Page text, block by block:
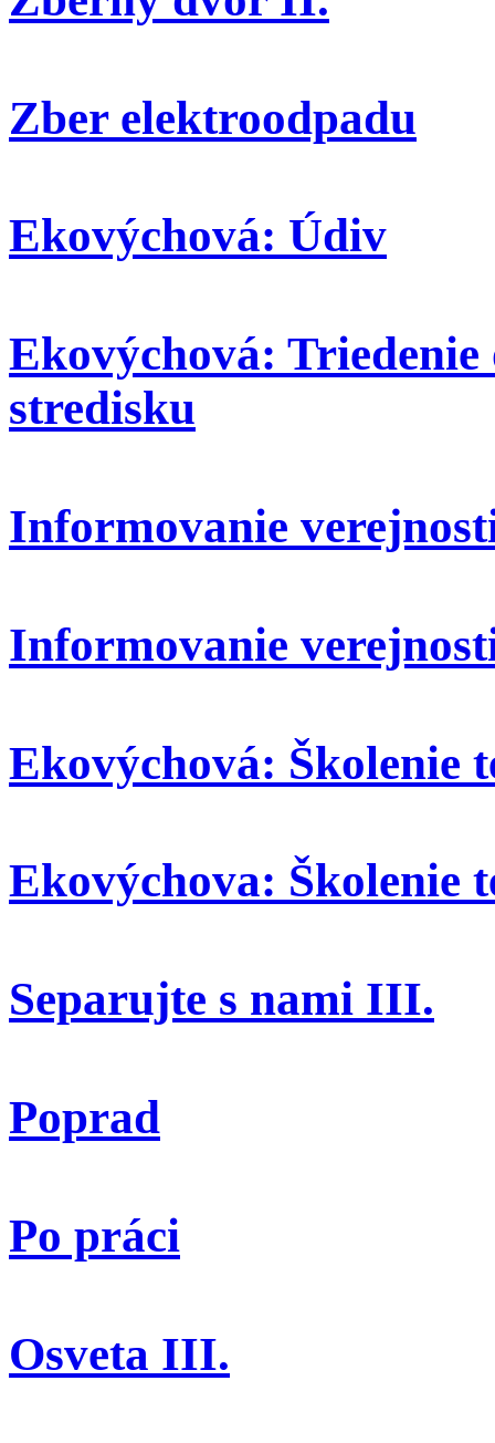
Zber elektroodpadu
Ekovýchová: Údiv
Ekovýchová:
stredisku
Informovanie
Informovanie
Ekovýchová: Školenie
Ekovýchova: Školenie
Separujte s nami III.
Poprad
Po práci
Osveta III.